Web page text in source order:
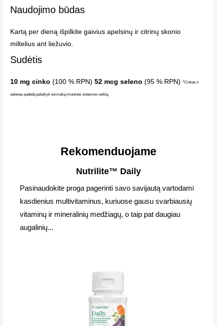
Naudojimo būdas
Kartą per dieną išpilkite gaivius apelsinų ir citrinų skonio
miltelius ant liežuvio.
Sudėtis
10 mg cinko (100 % RPN)52 mcg seleno(95 % RPN)1Cinkas ir
selenas padeda palaikyti normalią imuninės sistemos veiklą.
Rekomenduojame
Nutrilite™ Daily
Pasinaudokite proga pagerinti savo savijautą vartodami
kasdienius multivitaminus, kuriuose gausu svarbiausių
vitaminų ir mineralinių medžiagų, o taip pat daugiau
augalinių...